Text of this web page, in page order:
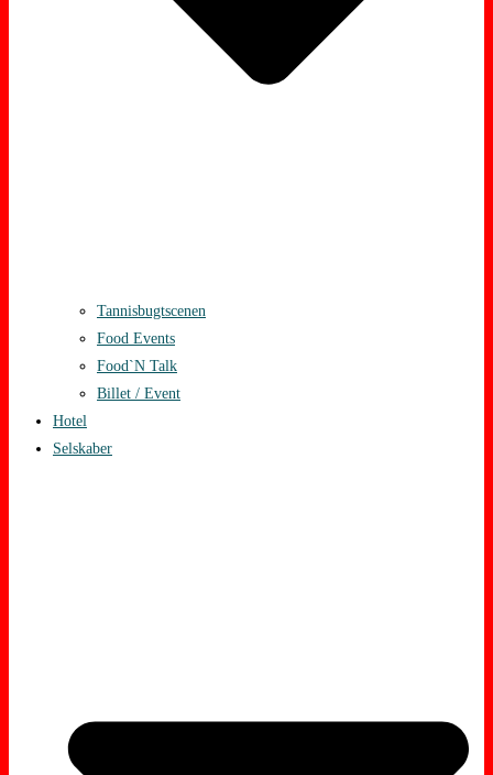
Tannisbugtscenen
Food Events
Food`N Talk
Billet / Event
Hotel
Selskaber